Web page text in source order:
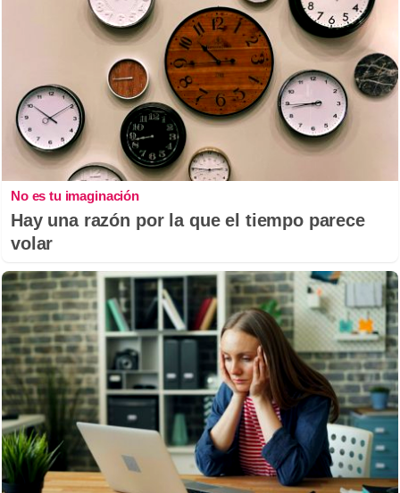
No es tu imaginación
Hay una razón por la que el tiempo parece
volar